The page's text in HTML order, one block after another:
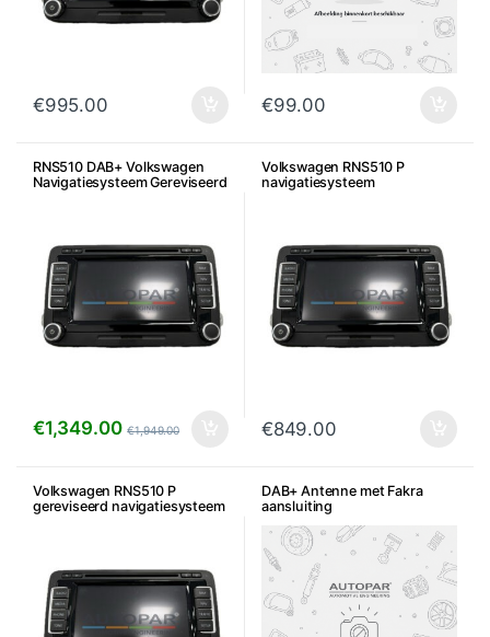
€995.00 €99.00
RNS510 DAB+ Volkswagen
Navigatiesysteem Gereviseerd
€1,349.00 €1,949.00
Volkswagen RNS510 P
navigatiesysteem
€849.00
Volkswagen RNS510 P
gereviseerd navigatiesysteem
DAB+ Antenne met Fakra
aansluiting